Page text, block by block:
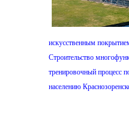
искусственным
Строительство
тренировочный процесс
населению